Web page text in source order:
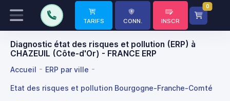
TARIFS CONN. INSCR
0
Diagnostic état des risques et pollution (ERP) à
CHAZEUIL (Côte-d'Or) - FRANCE ERP
Accueil ERP par ville
Etat des risques et pollution Bourgogne-Franche-Comté